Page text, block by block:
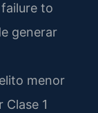
to
generar
menor
1